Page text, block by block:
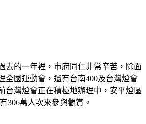
去的一年裡，市府同仁非常辛苦，除面
全國運動會，還有台南400及台灣燈會
台灣燈會正在積極地辦理中，安平燈區
306萬人次來參與觀賞。